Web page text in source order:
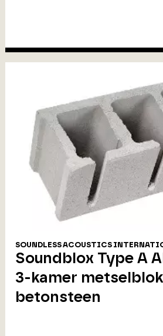
SOUNDLESS ACOUSTICS
Soundblox Type A
3-kamer
betonsteen